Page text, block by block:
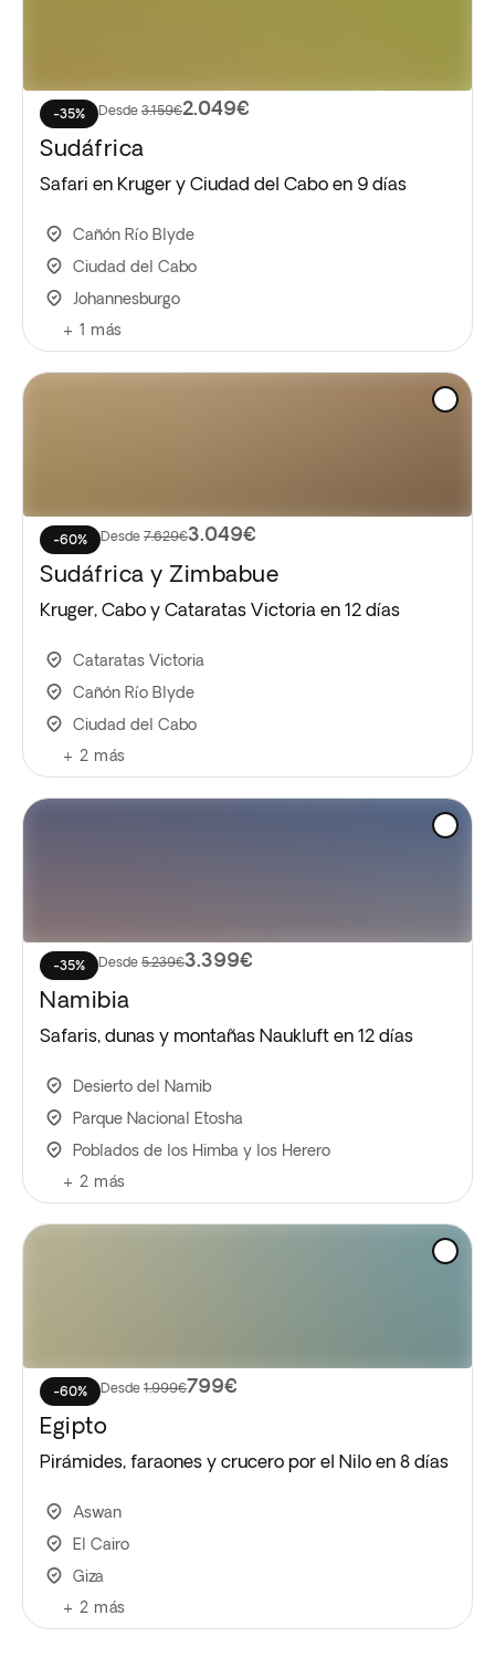
-35% Desde 3.159€2.049€
Sudáfrica
Safari en Kruger y Ciudad del Cabo en 9 días
Cañón Río Blyde
Ciudad del Cabo
Johannesburgo
+ 1 más
-60% Desde 7.629€3.049€
Sudáfrica y Zimbabue
Kruger, Cabo y Cataratas Victoria en 12 días
Cataratas Victoria
Cañón Río Blyde
Ciudad del Cabo
+ 2 más
-35% Desde 5.239€3.399€
Namibia
Safaris, dunas y montañas Naukluft en 12 días
Desierto del Namib
Parque Nacional Etosha
Poblados de los Himba y los Herero
+ 2 más
-60% Desde 1.999€799€
Egipto
Pirámides, faraones y crucero por el Nilo en 8 días
Aswan
El Cairo
Giza
+ 2 más